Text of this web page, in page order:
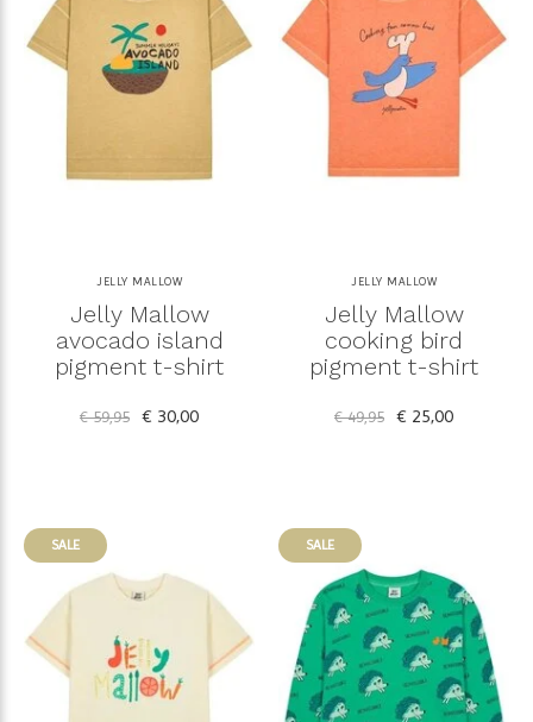
JELLY MALLOW
Jelly Mallow
avocado island
pigment t-shirt
€ 59,95 € 30,00
JELLY MALLOW
Jelly Mallow
cooking bird
pigment t-shirt
€ 49,95 € 25,00
SALE SALE